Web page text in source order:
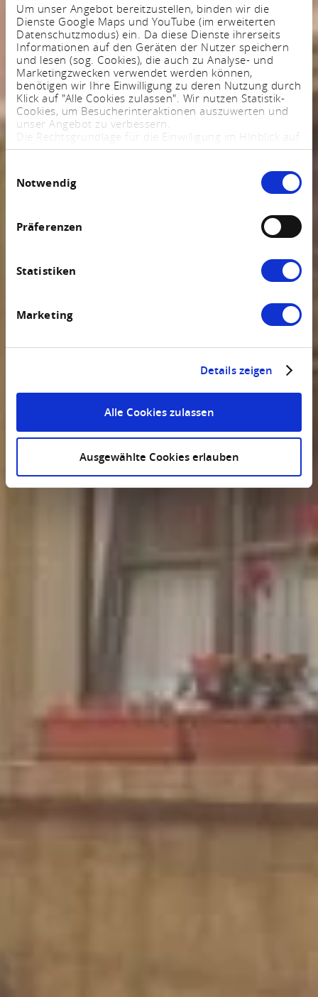
Um unser Angebot bereitzustellen, binden wir die
Dienste Google Maps und YouTube (im erweiterten
Datenschutzmodus) ein. Da diese Dienste ihrerseits
Informationen auf den Geräten der Nutzer speichern
und lesen (sog. Cookies), die auch zu Analyse- und
Marketingzwecken verwendet werden können,
benötigen wir Ihre Einwilligung zu deren Nutzung durch
Klick auf "Alle Cookies zulassen". Wir nutzen Statistik-
Cookies, um Besucherinteraktionen auszuwerten und
unser Angebot zu verbessern.
Die Rechtsgrundlage für die Einwilligung im HInblick auf
die Speicherung und das Auslesen von Informationen
Verarbeitung personenbezogener Daten Art. 6 Abs. 1
lit. a DSGVO.
widerrufen. Weitere Informationen finden Sie in
Notwendig
Präferenzen
Statistiken
Marketing
Details zeigen
Alle Cookies zulassen
Ausgewählte Cookies erlauben